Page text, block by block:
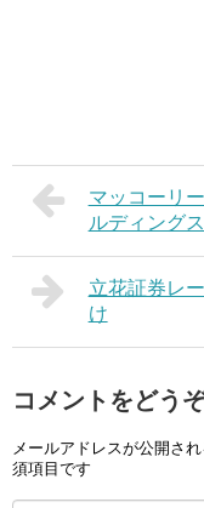
マッコーリ
ルディング
立花証券レ
け
コメントをどう
メールアドレスが公開さ
須項目です